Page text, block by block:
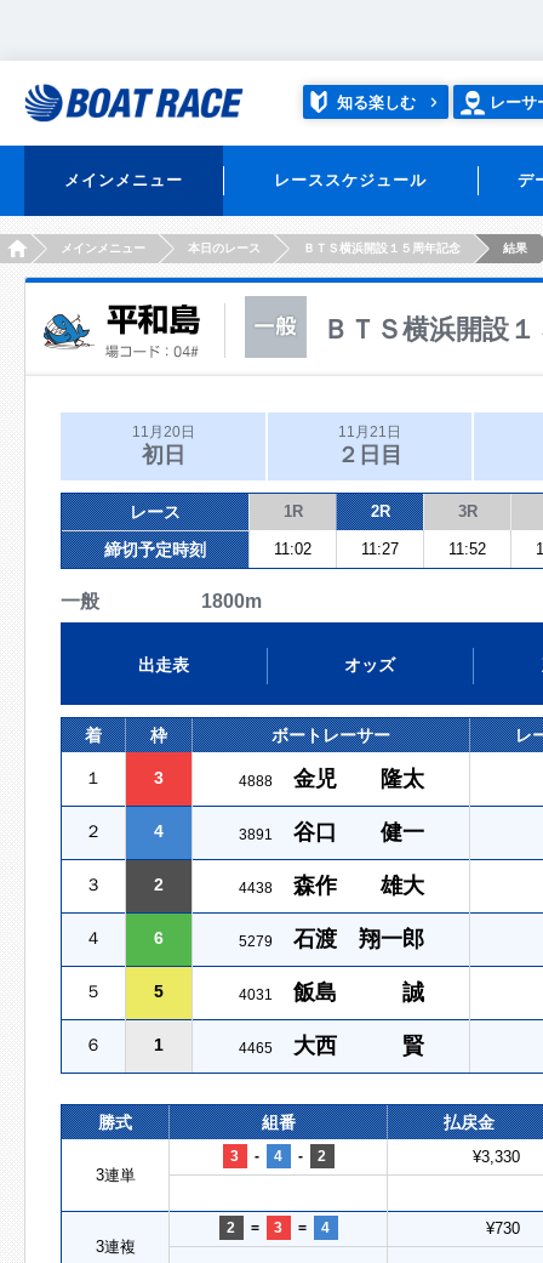
知る楽しむ レーサ
メインメニュー レーススケジュール デ
HOMEメインメニュー 本日のレース ＢＴＳ横浜開設１５周年記念 結果
ＢＴＳ横浜開設
11月20日
初日
11月21日
２日目
レース 1R 2R 3R
締切予定時刻 11:02 11:27 11:52
一般 1800m
出走表 オッズ
着 枠 ボートレーサー レ
１ 3 4888 金児 隆太
２ 4 3891 谷口 健一
３ 2 4438 森作 雄大
４ 6 5279 石渡 翔一郎
５ 5 4031 飯島 誠
６ 1 4465 大西 賢
勝式 組番 払戻金
3連単
3 - 4 - 2 ¥3,330
3連複
2 = 3 = 4 ¥730